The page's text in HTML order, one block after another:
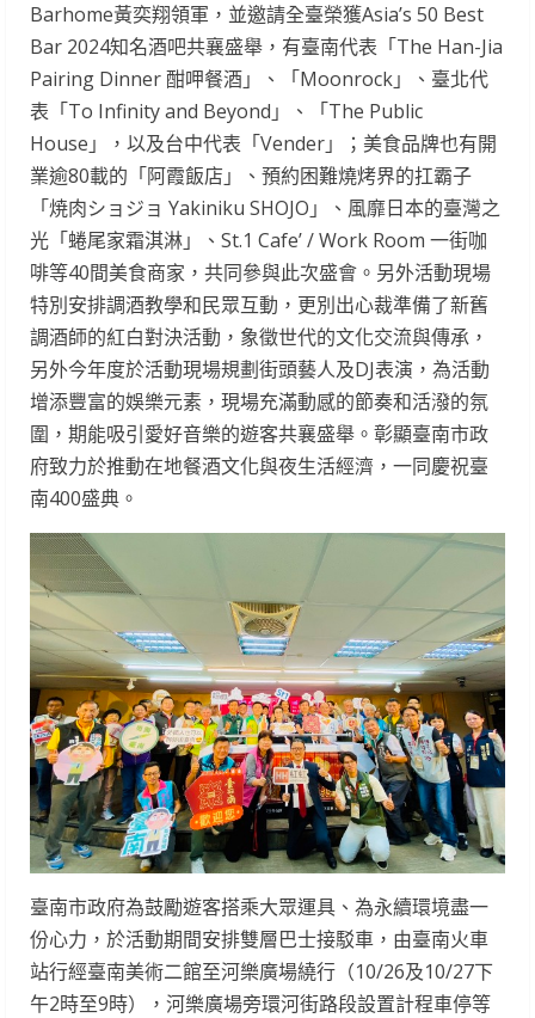
Barhome黃奕翔領軍，並邀請全臺榮獲Asia’s 50 Best
Bar 2024知名酒吧共襄盛舉，有臺南代表「The Han-Jia
Pairing Dinner 酣呷餐酒」、「Moonrock」、臺北代
表「To Infinity and Beyond」、「The Public
House」，以及台中代表「Vender」；美食品牌也有開
業逾80載的「阿霞飯店」、預約困難燒烤界的扛霸子
「焼肉ショジョ Yakiniku SHOJO」、風靡日本的臺灣之
光「蜷尾家霜淇淋」、St.1 Cafe’ / Work Room 一街咖
啡等40間美食商家，共同參與此次盛會。另外活動現場
特別安排調酒教學和民眾互動，更別出心裁準備了新舊
調酒師的紅白對決活動，象徵世代的文化交流與傳承，
另外今年度於活動現場規劃街頭藝人及DJ表演，為活動
增添豐富的娛樂元素，現場充滿動感的節奏和活潑的氛
圍，期能吸引愛好音樂的遊客共襄盛舉。彰顯臺南市政
府致力於推動在地餐酒文化與夜生活經濟，一同慶祝臺
南400盛典。
臺南市政府為鼓勵遊客搭乘大眾運具、為永續環境盡一
份心力，於活動期間安排雙層巴士接駁車，由臺南火車
站行經臺南美術二館至河樂廣場繞行（10/26及10/27下
午2時至9時），河樂廣場旁環河街路段設置計程車停等